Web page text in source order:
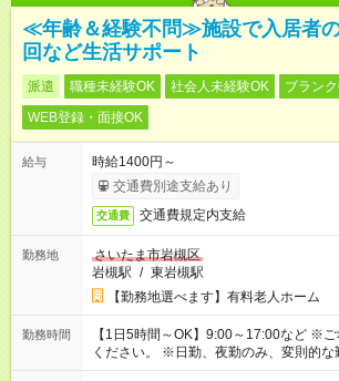
≪年齢＆経験不問≫施設で入居者
回など生活サポート
派遣 職種未経験OK 社会人未経験OK
ブラン
WEB登録・面接OK
給与
時給1400円～
交通費別途支給あり
交通費 交通費規定内支給
勤務地
さいたま市岩槻区
岩槻駅 / 東岩槻駅
【勤務地選べます】有料老人ホーム
勤務時間
【1日5時間～OK】9:00～17:00など ※ご希望の時間帯をご相談
ください。 ※日勤、夜勤のみ、変則的な